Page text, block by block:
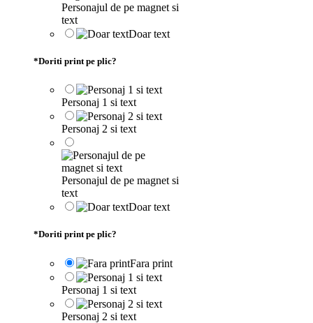
Personajul de pe magnet si
text
Doar text
*Doriti print pe plic?
Personaj 1 si text
Personaj 2 si text
Personajul de pe magnet si
text
Doar text
*Doriti print pe plic?
Fara print
Personaj 1 si text
Personaj 2 si text